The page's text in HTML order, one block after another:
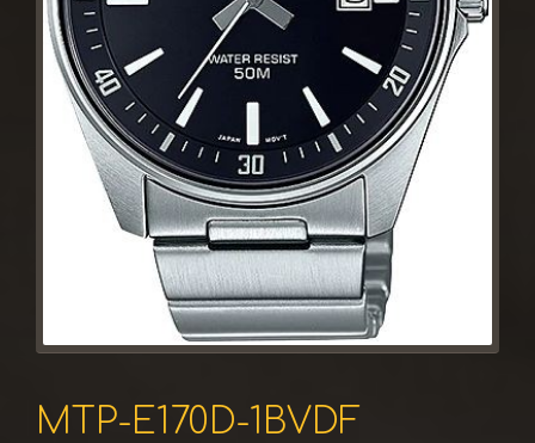
MTP-E170D-1BVDF